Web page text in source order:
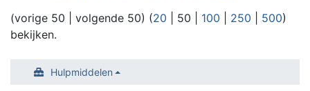
(vorige 50 volgende 50) (20 50 100 250 500)
bekijken.
Hulpmiddelen